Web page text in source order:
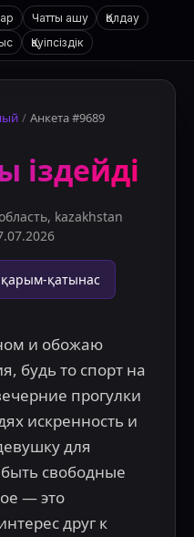
Чатты ашу
Қолдау
Қауіпсіздік
/ Анкета #9689
іздейді
, kazakhstan
қарым-қатынас
и обожаю
будь то спорт на
прогулки
искренность и
для
свободные
— это
друг к